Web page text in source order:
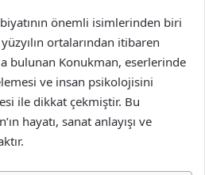
önemli isimlerinden biri
ortalarından itibaren
bulunan Konukman, eserlerinde
ve insan psikolojisini
ile dikkat çekmiştir. Bu
hayatı, sanat anlayışı ve